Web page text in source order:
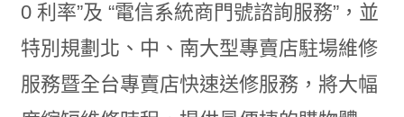
0 利率”及 “電信系統商門號諮詢服務”，並
特別規劃北、中、南大型專賣店駐場維修
服務暨全台專賣店快速送修服務，將大幅